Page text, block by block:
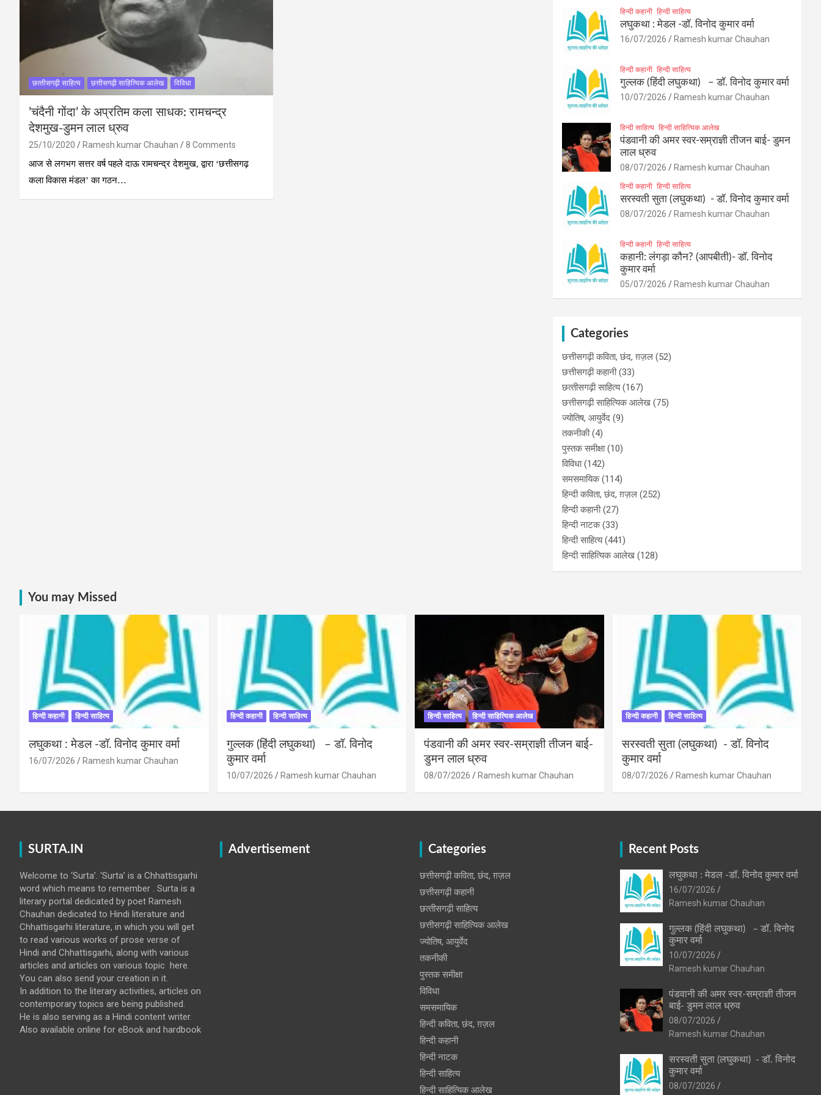
छत्‍तीसगढ़ी साहित्‍य छत्तीसगढ़ी साहित्यिक आलेख विविधा
’चंदैनी गोंदा’ के अप्रतिम कला साधक: रामचन्द्र
देशमुख-डुमन लाल ध्रुव
25/10/2020 Ramesh kumar Chauhan
8 Comments
आज से लगभग सत्तर वर्ष पहले दाऊ रामचन्द्र देशमुख, द्वारा ‘छत्तीसगढ़
कला विकास मंडल’ का गठन…
हिन्दी कहानी हिन्दी साहित्य
लघुकथा : मेडल -डॉ. विनोद कुमार वर्मा
16/07/2026 Ramesh kumar Chauhan
हिन्दी कहानी हिन्दी साहित्य
गुल्लक (हिंदी लघुकथा) – डॉ. विनोद कुमार वर्मा
10/07/2026 Ramesh kumar Chauhan
हिन्दी साहित्य हिन्दी साहित्यिक आलेख
पंडवानी की अमर स्वर-सम्राज्ञी तीजन बाई- डुमन
लाल ध्रुव
08/07/2026 Ramesh kumar Chauhan
हिन्दी कहानी हिन्दी साहित्य
सरस्वती सुता (लघुकथा) ​- डॉ. विनोद कुमार वर्मा
08/07/2026 Ramesh kumar Chauhan
हिन्दी कहानी हिन्दी साहित्य
कहानी: लंगड़ा कौन? (आपबीती)​- डॉ. विनोद
कुमार वर्मा
05/07/2026 Ramesh kumar Chauhan
Categories
छत्तीसगढ़ी कविता, छंद, ग़ज़ल (52)
छत्तीसगढ़ी कहानी(33)
छत्‍तीसगढ़ी साहित्‍य(167)
छत्तीसगढ़ी साहित्यिक आलेख (75)
ज्योतिष, आयुर्वेद (9)
तकनीकी(4)
पुस्‍तक समीक्षा(10)
विविधा(142)
समसमायिक(114)
हिन्दी कविता, छंद, ग़ज़ल (252)
हिन्दी कहानी(27)
हिन्‍दी नाटक(33)
हिन्दी साहित्य(441)
हिन्दी साहित्यिक आलेख (128)
You may Missed
हिन्दी कहानी हिन्दी साहित्य
लघुकथा : मेडल -डॉ. विनोद कुमार वर्मा
16/07/2026 Ramesh kumar Chauhan
हिन्दी कहानी हिन्दी साहित्य
गुल्लक (हिंदी लघुकथा) – डॉ. विनोद
कुमार वर्मा
10/07/2026 Ramesh kumar Chauhan
हिन्दी साहित्य हिन्दी साहित्यिक आलेख
पंडवानी की अमर स्वर-सम्राज्ञी तीजन बाई-
डुमन लाल ध्रुव
08/07/2026 Ramesh kumar Chauhan
हिन्दी कहानी हिन्दी साहित्य
सरस्वती सुता (लघुकथा) ​- डॉ. विनोद
कुमार वर्मा
08/07/2026 Ramesh kumar Chauhan
SURTA.IN
Welcome to ‘Surta’. ‘Surta’ is a Chhattisgarhi
word which means to remember . Surta is a
literary portal dedicated by poet Ramesh
Chauhan dedicated to Hindi literature and
Chhattisgarhi literature, in which you will get
to read various works of prose verse of
Hindi and Chhattisgarhi, along with various
articles and articles on various topic here.
You can also send your creation in it.
In addition to the literary activities, articles on
contemporary topics are being published.
He is also serving as a Hindi content writer.
Also available online for eBook and hardbook
Advertisement Categories
छत्तीसगढ़ी कविता, छंद, ग़ज़ल
छत्तीसगढ़ी कहानी
छत्‍तीसगढ़ी साहित्‍य
छत्तीसगढ़ी साहित्यिक आलेख
ज्योतिष, आयुर्वेद
तकनीकी
पुस्‍तक समीक्षा
विविधा
समसमायिक
हिन्दी कविता, छंद, ग़ज़ल
हिन्दी कहानी
हिन्‍दी नाटक
हिन्दी साहित्य
हिन्दी साहित्यिक आलेख
Recent Posts
लघुकथा : मेडल -डॉ. विनोद कुमार वर्मा
16/07/2026
Ramesh kumar Chauhan
गुल्लक (हिंदी लघुकथा) – डॉ. विनोद
कुमार वर्मा
10/07/2026
Ramesh kumar Chauhan
पंडवानी की अमर स्वर-सम्राज्ञी तीजन
बाई- डुमन लाल ध्रुव
08/07/2026
Ramesh kumar Chauhan
सरस्वती सुता (लघुकथा) ​- डॉ. विनोद
कुमार वर्मा
08/07/2026